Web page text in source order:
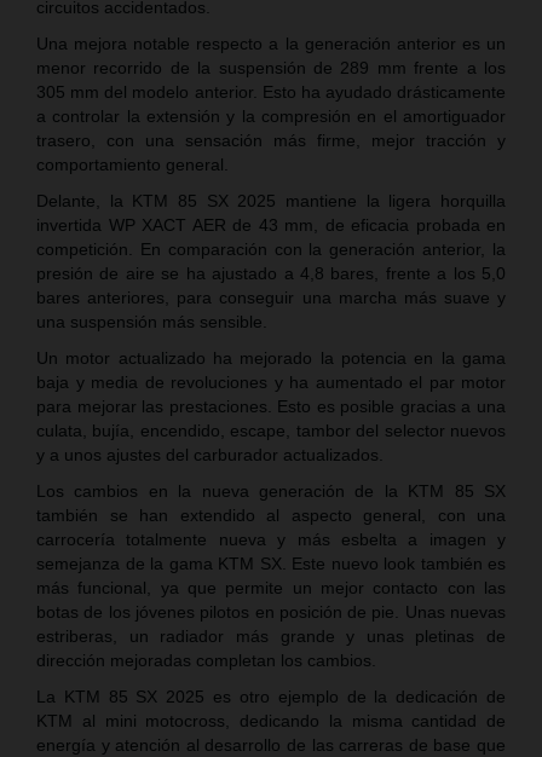
circuitos accidentados.
Una mejora notable respecto a la generación anterior es un
menor recorrido de la suspensión de 289 mm frente a los
305 mm del modelo anterior. Esto ha ayudado drásticamente
a controlar la extensión y la compresión en el amortiguador
trasero, con una sensación más firme, mejor tracción y
comportamiento general.
Delante, la KTM 85 SX 2025 mantiene la ligera horquilla
invertida WP XACT AER de 43 mm, de eficacia probada en
competición. En comparación con la generación anterior, la
presión de aire se ha ajustado a 4,8 bares, frente a los 5,0
bares anteriores, para conseguir una marcha más suave y
una suspensión más sensible.
Un motor actualizado ha mejorado la potencia en la gama
baja y media de revoluciones y ha aumentado el par motor
para mejorar las prestaciones. Esto es posible gracias a una
culata, bujía, encendido, escape, tambor del selector nuevos
y a unos ajustes del carburador actualizados.
Los cambios en la nueva generación de la KTM 85 SX
también se han extendido al aspecto general, con una
carrocería totalmente nueva y más esbelta a imagen y
semejanza de la gama KTM SX. Este nuevo look también es
más funcional, ya que permite un mejor contacto con las
botas de los jóvenes pilotos en posición de pie. Unas nuevas
estriberas, un radiador más grande y unas pletinas de
dirección mejoradas completan los cambios.
La KTM 85 SX 2025 es otro ejemplo de la dedicación de
KTM al mini motocross, dedicando la misma cantidad de
energía y atención al desarrollo de las carreras de base que